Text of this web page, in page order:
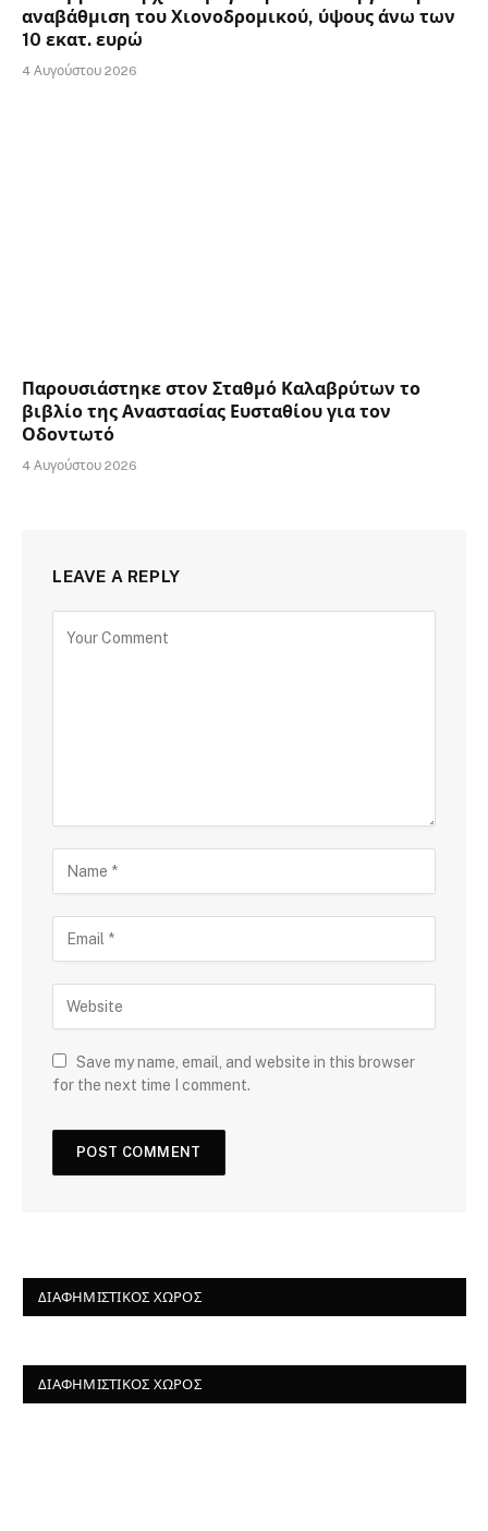
αναβάθμιση του Χιονοδρομικού, ύψους άνω των
10 εκατ. ευρώ
4 Αυγούστου 2026
Παρουσιάστηκε στον Σταθμό Καλαβρύτων το
βιβλίο της Αναστασίας Ευσταθίου για τον
Οδοντωτό
4 Αυγούστου 2026
LEAVE A REPLY
Save my name, email, and website in this browser
for the next time I comment.
ΔΙΑΦΗΜΙΣΤΙΚΌΣ ΧΏΡΟΣ
ΔΙΑΦΗΜΙΣΤΙΚΌΣ ΧΏΡΟΣ